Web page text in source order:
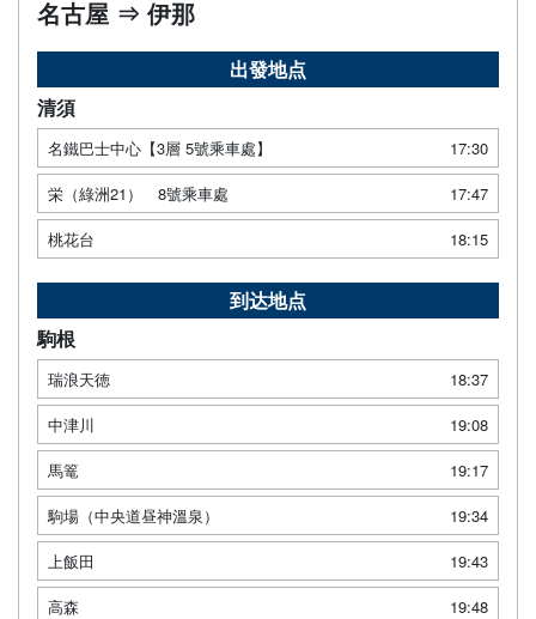
名古屋 ⇒ 伊那
出發地点
清須
名鐵巴士中心【3層 5號乘車處】
17:30
栄（綠洲21） 8號乘車處
17:47
桃花台
18:15
到达地点
駒根
瑞浪天徳
18:37
中津川
19:08
馬篭
19:17
駒場（中央道昼神溫泉）
19:34
上飯田
19:43
高森
19:48